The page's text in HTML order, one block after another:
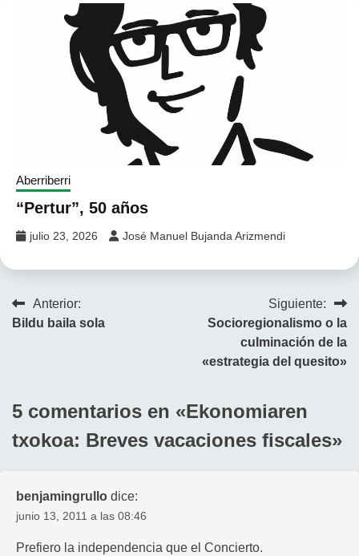
Aberriberri
“Pertur”, 50 años
julio 23, 2026 José Manuel Bujanda Arizmendi
Navegación
Anterior:
Bildu baila sola
Siguiente:
Socioregionalismo o la
culminación de la
«estrategia del quesito»
5 comentarios en «Ekonomiaren
txokoa: Breves vacaciones fiscales»
benjamingrullo dice:
junio 13, 2011 a las 08:46
Prefiero la independencia que el Concierto.